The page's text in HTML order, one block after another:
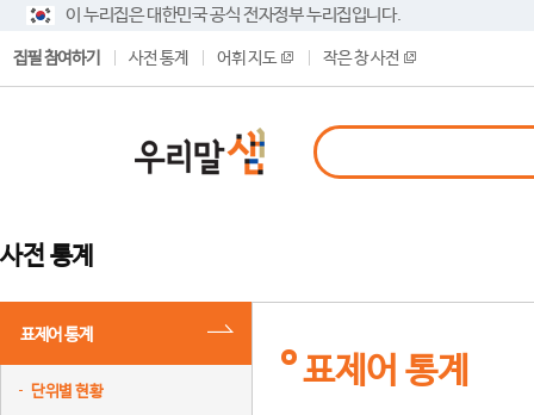
이 누리집은 대한민국 공식 전자정부 누리집입니다.
집필 참여하기 사전 통계 어휘 지도 작은 창 사전
사전 통계
표제어 통계
단위별 현황
표제어 통계